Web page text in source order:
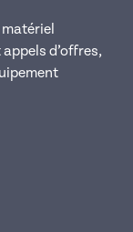
d’offres,